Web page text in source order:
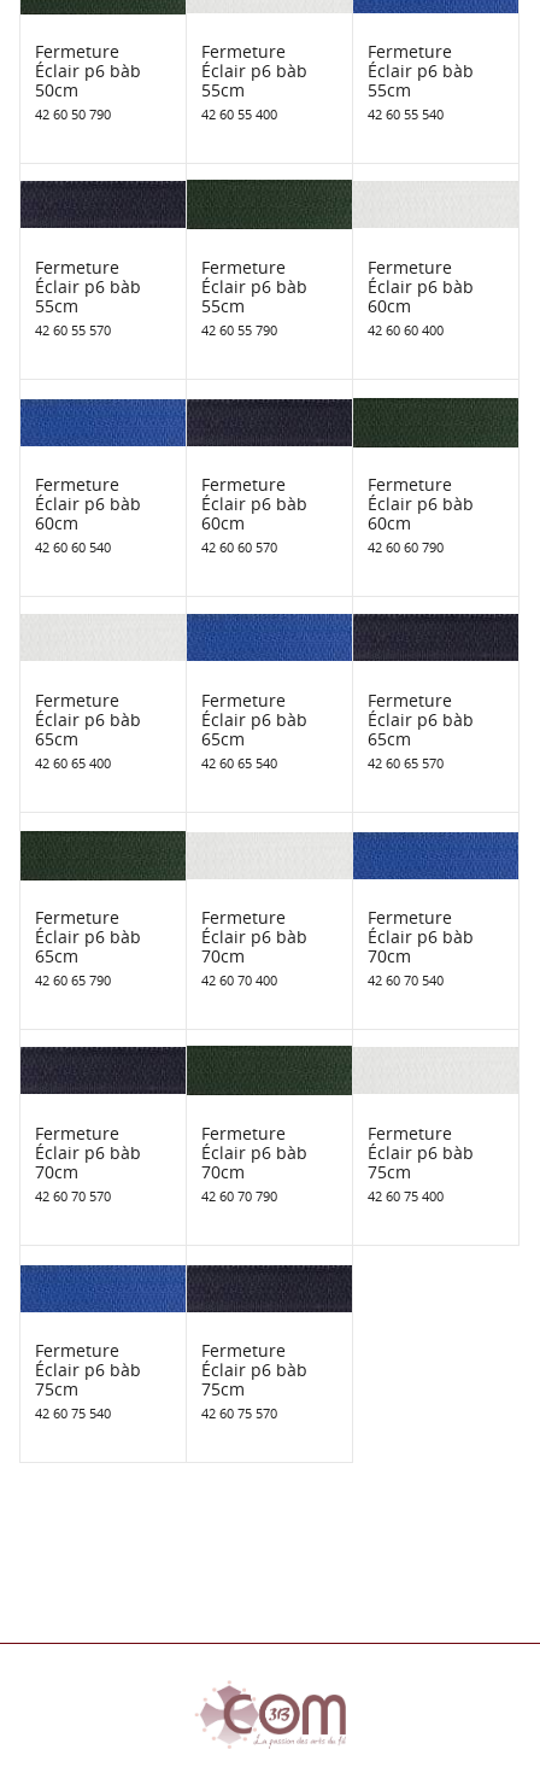
Fermeture
Éclair p6 bàb
50cm
42 60 50 790
Fermeture
Éclair p6 bàb
55cm
42 60 55 400
Fermeture
Éclair p6 bàb
55cm
42 60 55 540
Fermeture
Éclair p6 bàb
55cm
42 60 55 570
Fermeture
Éclair p6 bàb
55cm
42 60 55 790
Fermeture
Éclair p6 bàb
60cm
42 60 60 400
Fermeture
Éclair p6 bàb
60cm
42 60 60 540
Fermeture
Éclair p6 bàb
60cm
42 60 60 570
Fermeture
Éclair p6 bàb
60cm
42 60 60 790
Fermeture
Éclair p6 bàb
65cm
42 60 65 400
Fermeture
Éclair p6 bàb
65cm
42 60 65 540
Fermeture
Éclair p6 bàb
65cm
42 60 65 570
Fermeture
Éclair p6 bàb
65cm
42 60 65 790
Fermeture
Éclair p6 bàb
70cm
42 60 70 400
Fermeture
Éclair p6 bàb
70cm
42 60 70 540
Fermeture
Éclair p6 bàb
70cm
42 60 70 570
Fermeture
Éclair p6 bàb
70cm
42 60 70 790
Fermeture
Éclair p6 bàb
75cm
42 60 75 400
Fermeture
Éclair p6 bàb
75cm
42 60 75 540
Fermeture
Éclair p6 bàb
75cm
42 60 75 570